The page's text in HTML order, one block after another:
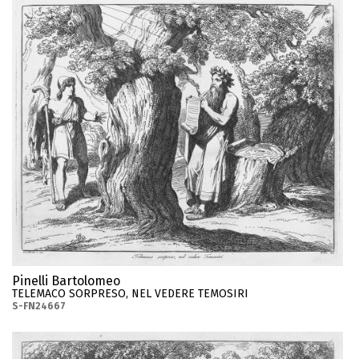
Pinelli Bartolomeo
TELEMACO SORPRESO, NEL VEDERE TEMOSIRI
S-FN24667